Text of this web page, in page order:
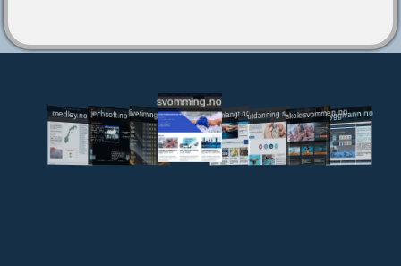
medley.no jechsoft.nolivetiming.medley.no
svomming.no
svomlangt.noutdanning.svomming.no
skolesvommen.notryggivann.no